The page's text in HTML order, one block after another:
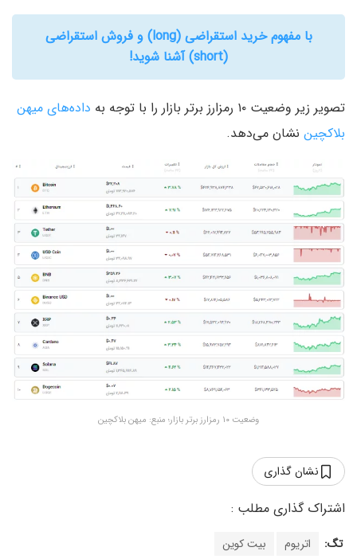
با مفهوم خرید استقراضی (long) و فروش استقراضی
(short) آشنا شوید!
تصویر زیر وضعیت ۱۰ رمزارز برتر بازار را با توجه به
داده‌های میهن
بلاکچین نشان می‌دهد.
وضعیت ۱۰ رمزارز برتر بازار؛ منبع: میهن بلاکچین
نشان گذاری
تگ: اتریوم بیت کوین